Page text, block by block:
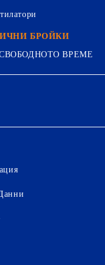
БРОЙКИ
ВРЕМЕ